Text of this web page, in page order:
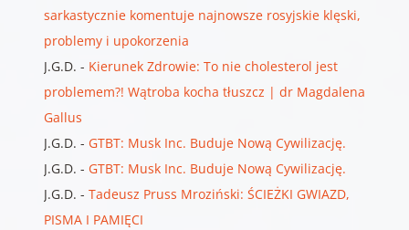
sarkastycznie komentuje najnowsze rosyjskie klęski,
problemy i upokorzenia
J.G.D. - Kierunek Zdrowie: To nie cholesterol jest
problemem?! Wątroba kocha tłuszcz | dr Magdalena
Gallus
J.G.D. - GTBT: Musk Inc. Buduje Nową Cywilizację.
J.G.D. - GTBT: Musk Inc. Buduje Nową Cywilizację.
J.G.D. - Tadeusz Pruss Mroziński: ŚCIEŻKI GWIAZD,
PISMA I PAMIĘCI